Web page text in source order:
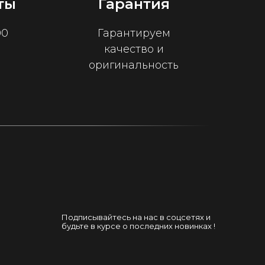
Гарантия
Гарантируем
качество и
оригинальность
Подписывайтесь на нас в соцсетях и
будьте в курсе о последних новинках !